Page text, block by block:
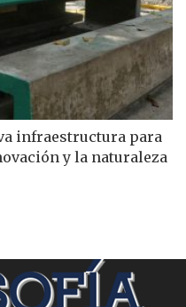
infraestructura para
y la naturaleza